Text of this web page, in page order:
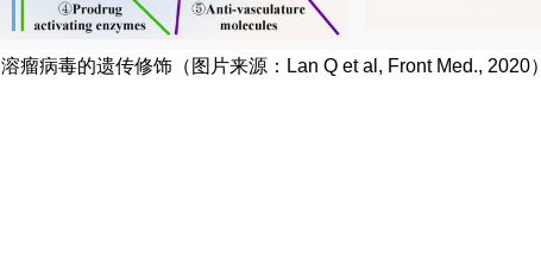
溶瘤病毒的遗传修饰（图片来源：Lan Q et al, Front Med., 2020